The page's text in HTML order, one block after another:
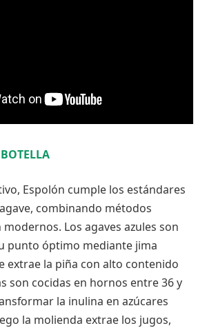
Espolón cumple los estándares
combinando métodos
Los agaves azules son
punto óptimo mediante jima
extrae la piña con alto contenido
son cocidas en hornos entre 36 y
la inulina en azúcares
la molienda extrae los jugos,